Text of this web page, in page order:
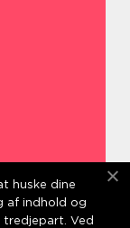
huske dine
af indhold og
tredjepart. Ved